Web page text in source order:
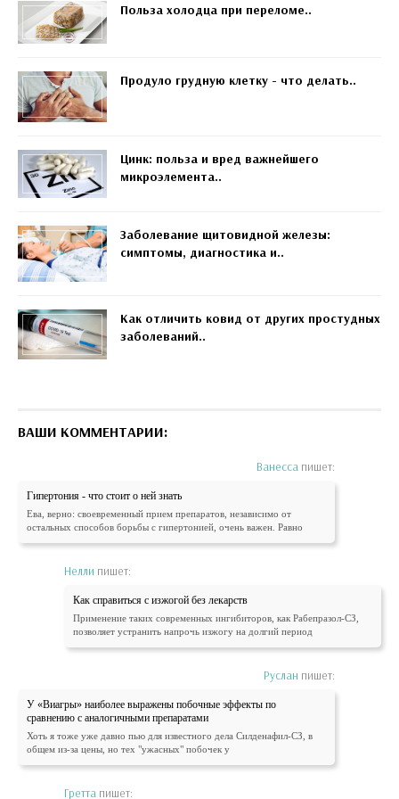
Польза холодца при переломе..
Продуло грудную клетку - что делать..
Цинк: польза и вред важнейшего
микроэлемента..
Заболевание щитовидной железы:
симптомы, диагностика и..
Как отличить ковид от других простудных
заболеваний..
ВАШИ КОММЕНТАРИИ:
Ванесса пишет:
Гипертония - что стоит о ней знать
Ева, верно: своевременный прием препаратов, независимо от
остальных способов борьбы с гипертонией, очень важен. Равно
Нелли пишет:
Как справиться с изжогой без лекарств
Применение таких современных ингибиторов, как Рабепразол-СЗ,
позволяет устранить напрочь изжогу на долгий период
Руслан пишет:
У «Виагры» наиболее выражены побочные эффекты по
сравнению с аналогичными препаратами
Хоть я тоже уже давно пью для известного дела Силденафил-СЗ, в
общем из-за цены, но тех "ужасных" побочек у
Гретта пишет: